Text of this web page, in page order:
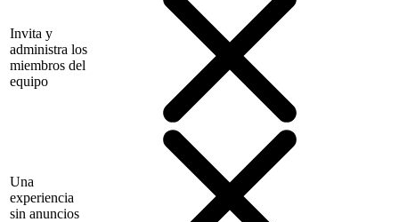
Invita y
administra los
miembros del
equipo
Una
experiencia
sin anuncios